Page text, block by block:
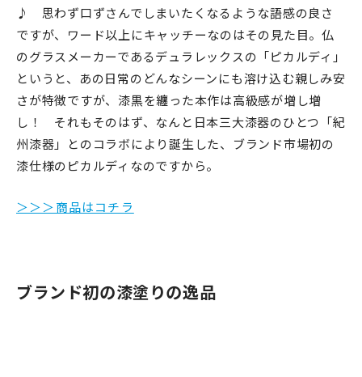
♪ 思わず口ずさんでしまいたくなるような語感の良さ
ですが、ワード以上にキャッチーなのはその見た目。 仏
のグラスメーカーであるデュラレックスの「ピカルディ」
というと、あの日常のどんなシーンにも溶け込む親しみ安
さが特徴ですが、漆黒を纏った本作は高級感が増し増
し！ それもそのはず、なんと 日本三大漆器のひとつ「紀
州漆器」とのコラボにより誕生した、ブランド市場初の
漆仕様のピカルディなのですから。
＞＞＞商品はコチラ
ブランド初の漆塗りの逸品